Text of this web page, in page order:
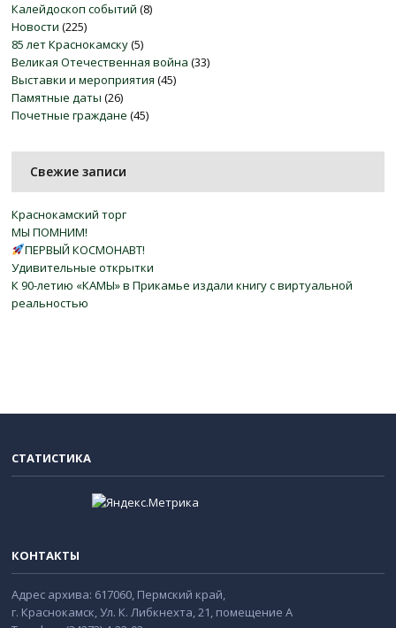
Калейдоскоп событий (8)
Новости (225)
85 лет Краснокамску(5)
Великая Отечественная война (33)
Выставки и мероприятия (45)
Памятные даты (26)
Почетные граждане (45)
Свежие записи
Краснокамский торг
МЫ ПОМНИМ!
ПЕРВЫЙ КОСМОНАВТ!
Удивительные открытки
К 90-летию «КАМЫ» в Прикамье издали книгу с виртуальной
реальностью
СТАТИСТИКА
КОНТАКТЫ
Адрес архива: 617060, Пермский край,
г. Краснокамск, Ул. К. Либкнехта, 21, помещение А